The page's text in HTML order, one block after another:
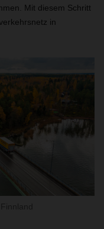
Mit diesem Schritt
in